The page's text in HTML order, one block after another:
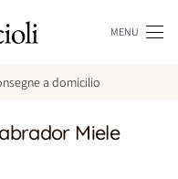
MENU
a domicilio
Miele